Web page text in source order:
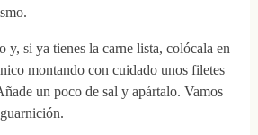
y, si ya tienes la carne lista, colócala en
montando con cuidado unos filetes
un poco de sal y apártalo. Vamos